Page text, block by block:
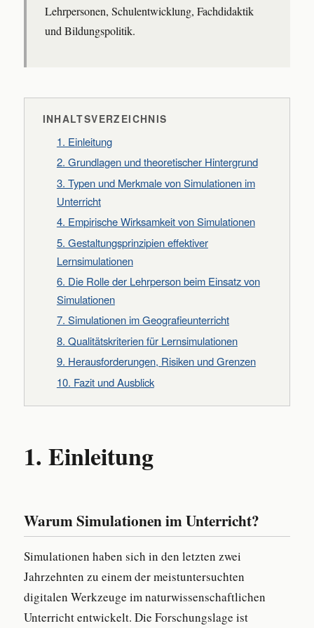
Lehrpersonen, Schulentwicklung, Fachdidaktik
und Bildungspolitik.
INHALTSVERZEICHNIS
1. Einleitung
2. Grundlagen und theoretischer Hintergrund
3. Typen und Merkmale von Simulationen im
Unterricht
4. Empirische Wirksamkeit von Simulationen
5. Gestaltungsprinzipien effektiver
Lernsimulationen
6. Die Rolle der Lehrperson beim Einsatz von
Simulationen
7. Simulationen im Geografieunterricht
8. Qualitätskriterien für Lernsimulationen
9. Herausforderungen, Risiken und Grenzen
10. Fazit und Ausblick
1. Einleitung
Warum Simulationen im Unterricht?
Simulationen haben sich in den letzten zwei
Jahrzehnten zu einem der meistuntersuchten
digitalen Werkzeuge im naturwissenschaftlichen
Unterricht entwickelt. Die Forschungslage ist